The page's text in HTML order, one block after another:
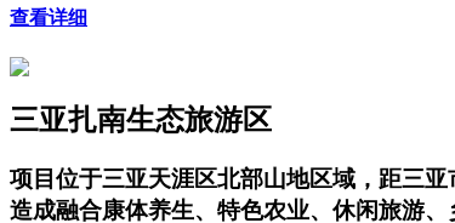
查看详细
三亚扎南生态旅游区
项目位于三亚天涯区北部山地区域，距三
造成融合康体养生、特色农业、休闲旅游